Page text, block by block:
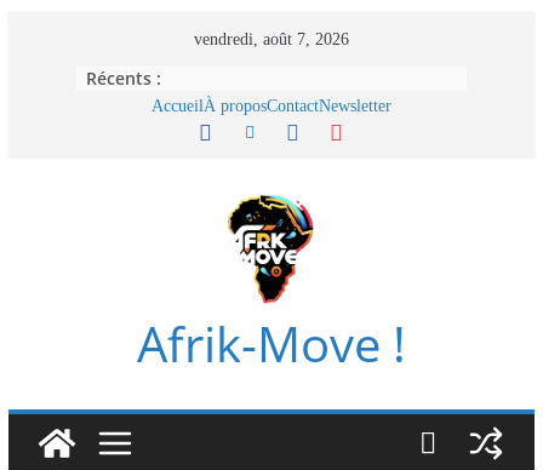
vendredi, août 7, 2026
Récents :
AccueilÀ proposContactNewsletter
Afrik-Move !